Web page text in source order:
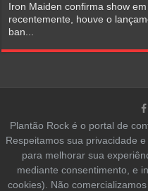
Iron Maiden confirma show
recentemente, houve o
ban...
Plantão Rock é o portal de
Respeitamos sua privacidade
para melhorar sua
mediante consentimento, e
cookies). Não